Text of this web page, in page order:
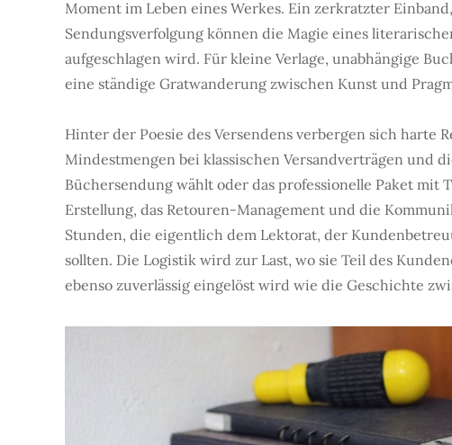
Moment im Leben eines Werkes. Ein zerkratzter
Sendungsverfolgung können die Magie eines
aufgeschlagen wird. Für kleine Verlage, unabhängige
eine ständige Gratwanderung zwischen Kunst und
Hinter der Poesie des Versendens verbergen sich harte
Mindestmengen bei klassischen Versandverträgen und
Büchersendung wählt oder das professionelle Paket mit
Erstellung, das Retouren-Management und die
Stunden, die eigentlich dem Lektorat, der
sollten. Die Logistik wird zur Last, wo sie Teil des
ebenso zuverlässig eingelöst wird wie die Geschichte